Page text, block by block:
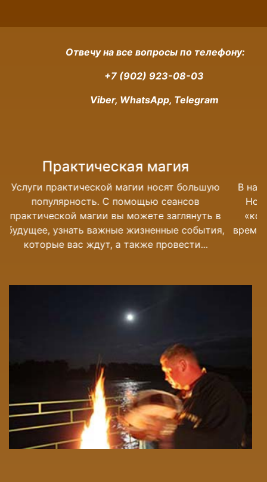
Отвечу на все вопросы по телефону:
+7 (902) 923-08-03
Viber, WhatsApp, Telegram
в
Магия денег
В наше время без денег обойтись невозможно.
Но довольно много людей с трудом сводят
«концы с концами». Если в течении долгого
времени у вас нету денег, во многих случаях это
означает что у вас...